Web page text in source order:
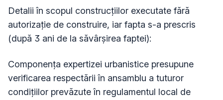
Detalii în scopul construcțiilor executate fără
autorizație de construire, iar fapta s-a prescris
(după 3 ani de la săvârșirea faptei):
Componența expertizei urbanistice presupune
verificarea respectării în ansamblu a tuturor
condițiilor prevăzute în regulamentul local de